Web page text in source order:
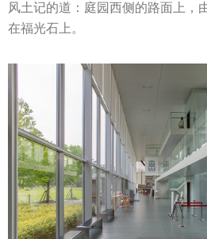
风土记的道：庭园西侧的路面上，
在福光石上。